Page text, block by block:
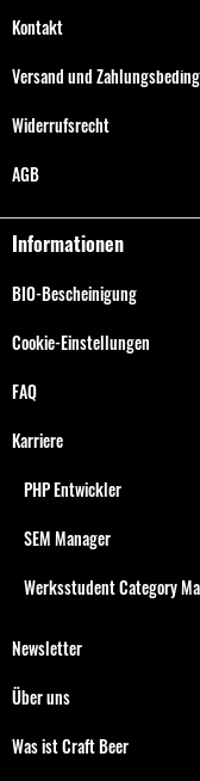
Kontakt
Versand und
Widerrufsrecht
AGB
Informationen
BIO-Bescheinigung
Cookie-Einstellungen
FAQ
Karriere
PHP Entwickler
SEM Manager
Werksstudent Category
Newsletter
Über uns
Was ist Craft Beer